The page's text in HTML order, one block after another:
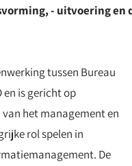
- uitvoering en
tussen Bureau
en is gericht op
het management en
rol spelen in
De